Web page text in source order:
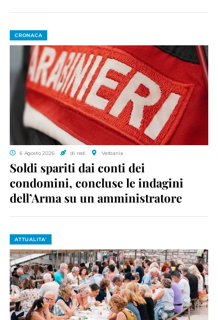
CRONACA
6 Agosto 2026 di red. Verbania
Soldi spariti dai conti dei
condomini, concluse le indagini
dell’Arma su un amministratore
ATTUALITA'